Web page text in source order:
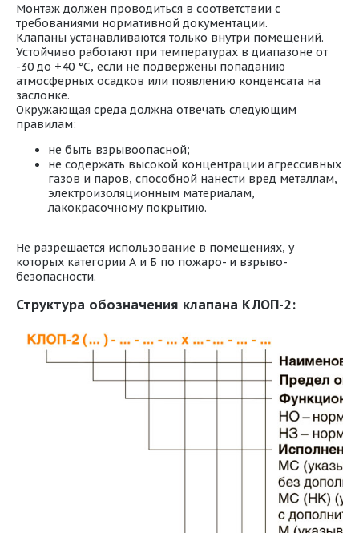
Монтаж должен проводиться в соответствии с
требованиями нормативной документации.
Клапаны устанавливаются только внутри помещений.
Устойчиво работают при температурах в диапазоне от
-30 до +40 °С, если не подвержены попаданию
атмосферных осадков или появлению конденсата на
заслонке.
Окружающая среда должна отвечать следующим
правилам:
не быть взрывоопасной;
не содержать высокой концентрации агрессивных
газов и паров, способной нанести вред металлам,
электроизоляционным материалам,
лакокрасочному покрытию.
Не разрешается использование в помещениях, у
которых категории А и Б по пожаро- и взрыво-
безопасности.
Структура обозначения клапана КЛОП-2: